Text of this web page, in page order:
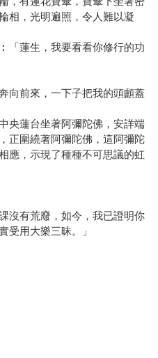
相，光明遍照，令人難以凝
「蓮生，我要看看你修行的功
向前來，一下子把我的頭顱蓋
央蓮台坐著阿彌陀佛，安詳端
正圍繞著阿彌陀佛，這阿彌陀
應，示現了種種不可思議的虹
沒有荒廢，如今，我已證明你
受用大樂三昧。」